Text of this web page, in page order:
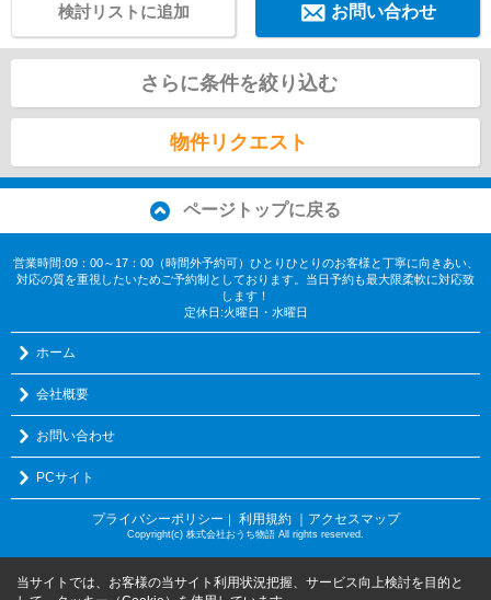
お問い合わせ
検討リストに追加
さらに条件を絞り込む
物件リクエスト
ページトップに戻る
営業時間:09：00～17：00（時間外予約可）ひとりひとりのお客様と丁寧に向きあい、
対応の質を重視したいためご予約制としております。当日予約も最大限柔軟に対応致
します！
定休日:火曜日・水曜日
ホーム
会社概要
お問い合わせ
PCサイト
プライバシーポリシー ｜ 利用規約 ｜アクセスマップ
Copyright(c) 株式会社おうち物語 All rights reserved.
当サイトでは、お客様の当サイト利用状況把握、サービス向上検討を目的と